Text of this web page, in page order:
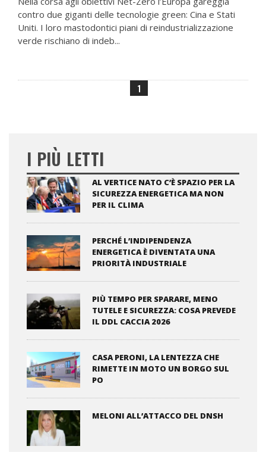
contro due giganti delle tecnologie green: Cina e Stati
Uniti. I loro mastodontici piani di reindustrializzazione
verde rischiano di indeb...
1
I PIÙ LETTI
AL VERTICE NATO C’È SPAZIO PER LA
SICUREZZA ENERGETICA MA NON
PER IL CLIMA
PERCHÉ L’INDIPENDENZA
ENERGETICA È DIVENTATA UNA
PRIORITÀ INDUSTRIALE
PIÙ TEMPO PER SPARARE, MENO
TUTELE E SICUREZZA: COSA PREVEDE
IL DDL CACCIA 2026
CASA PERONI, LA LENTEZZA CHE
RIMETTE IN MOTO UN BORGO SUL
PO
MELONI ALL’ATTACCO DEL DNSH